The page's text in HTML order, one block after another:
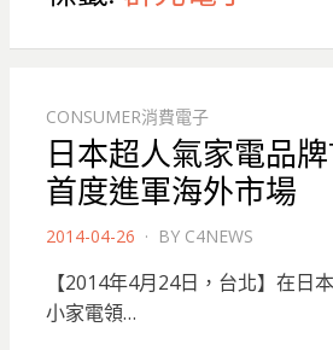
CONSUMER消費電子
日本超人氣家電品
首度進軍海外市場
POSTED
2014-04-26 BY C4NEWS
【2014年4月24日，台北】在日
小家電領…